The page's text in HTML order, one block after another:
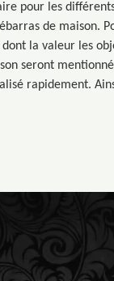
pour les
de maison.
la valeur les
seront
rapidement.